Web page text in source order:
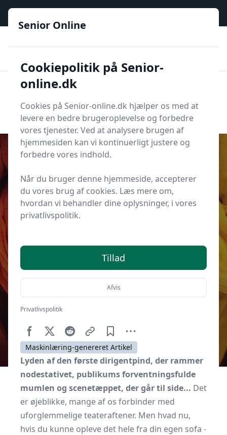
Søg
Udgivet iUnderholdning
5 nemme måder at finde
livestreams af teater derhjemme
AfSenior Online
Maskinlæring-genereret Artikel
Lyden af den første dirigentpind, der rammer
nodestativet, publikums forventningsfulde
mumlen og scenetæppet, der går til side... Det
er øjeblikke, mange af os forbinder med
uforglemmelige teateraftener. Men hvad nu,
hvis du kunne opleve det hele fra din egen sofa -
Senior Online
Cookiepolitik på Senior-
online.dk
Cookies på Senior-online.dk hjælper os med at
levere en bedre brugeroplevelse og forbedre
vores tjenester. Ved at analysere brugen af
hjemmesiden kan vi kontinuerligt justere og
forbedre vores indhold.
Når du bruger denne hjemmeside, accepterer
du vores brug af cookies. Læs mere om,
hvordan vi behandler dine oplysninger, i vores
privatlivspolitik.
Tillad
Afvis
Privatlivspolitik